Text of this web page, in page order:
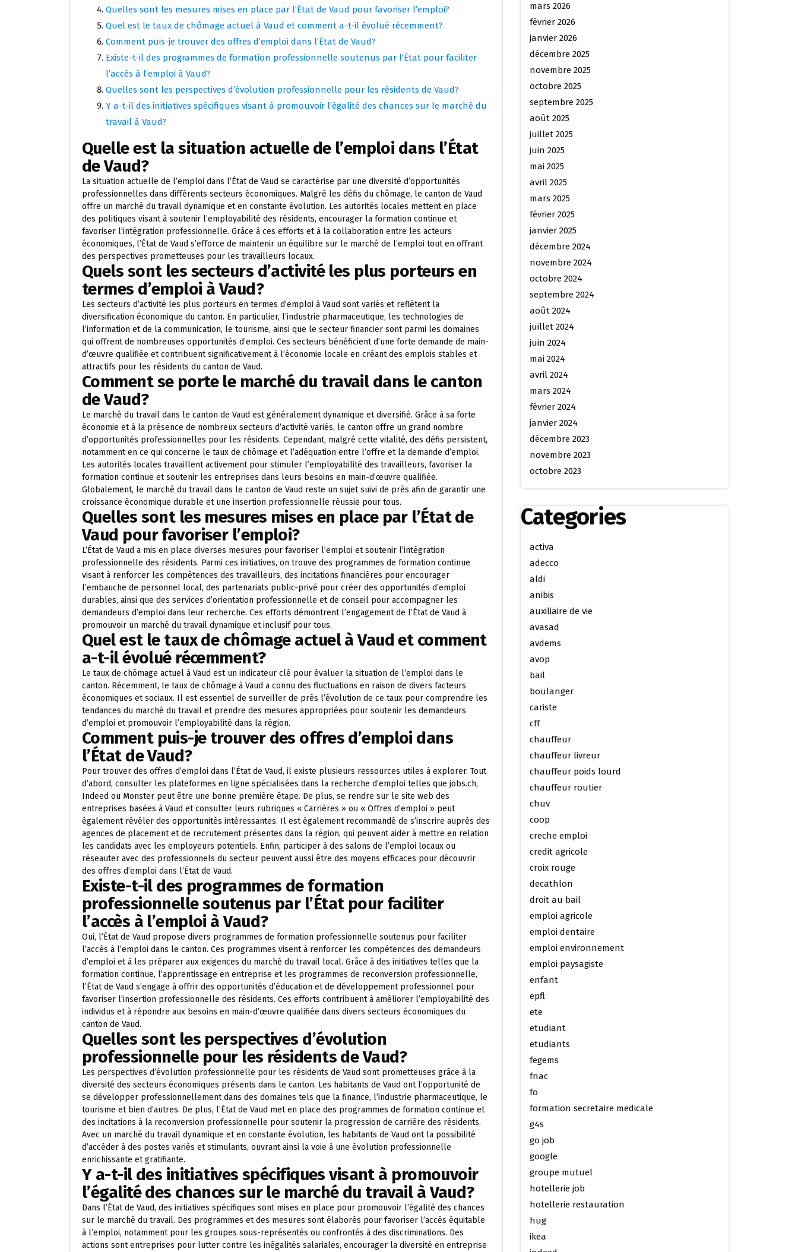
Quelles sont les mesures mises en place par l’État de Vaud pour favoriser l’emploi?
Quel est le taux de chômage actuel à Vaud et comment a-t-il évolué récemment?
Comment puis-je trouver des offres d’emploi dans l’État de Vaud?
Existe-t-il des programmes de formation professionnelle soutenus par l’État pour faciliter
l’accès à l’emploi à Vaud?
Quelles sont les perspectives d’évolution professionnelle pour les résidents de Vaud?
Y a-t-il des initiatives spécifiques visant à promouvoir l’égalité des chances sur le marché du
travail à Vaud?
Quelle est la situation actuelle de l’emploi dans l’État
de Vaud?
La situation actuelle de l’emploi dans l’État de Vaud se caractérise par une diversité d’opportunités
professionnelles dans différents secteurs économiques. Malgré les défis du chômage, le canton de Vaud
offre un marché du travail dynamique et en constante évolution. Les autorités locales mettent en place
des politiques visant à soutenir l’employabilité des résidents, encourager la formation continue et
favoriser l’intégration professionnelle. Grâce à ces efforts et à la collaboration entre les acteurs
économiques, l’État de Vaud s’efforce de maintenir un équilibre sur le marché de l’emploi tout en offrant
des perspectives prometteuses pour les travailleurs locaux.
Quels sont les secteurs d’activité les plus porteurs en
termes d’emploi à Vaud?
Les secteurs d’activité les plus porteurs en termes d’emploi à Vaud sont variés et reflètent la
diversification économique du canton. En particulier, l’industrie pharmaceutique, les technologies de
l’information et de la communication, le tourisme, ainsi que le secteur financier sont parmi les domaines
qui offrent de nombreuses opportunités d’emploi. Ces secteurs bénéficient d’une forte demande de main-
d’œuvre qualifiée et contribuent significativement à l’économie locale en créant des emplois stables et
attractifs pour les résidents du canton de Vaud.
Comment se porte le marché du travail dans le canton
de Vaud?
Le marché du travail dans le canton de Vaud est généralement dynamique et diversifié. Grâce à sa forte
économie et à la présence de nombreux secteurs d’activité variés, le canton offre un grand nombre
d’opportunités professionnelles pour les résidents. Cependant, malgré cette vitalité, des défis persistent,
notamment en ce qui concerne le taux de chômage et l’adéquation entre l’offre et la demande d’emploi.
Les autorités locales travaillent activement pour stimuler l’employabilité des travailleurs, favoriser la
formation continue et soutenir les entreprises dans leurs besoins en main-d’œuvre qualifiée.
Globalement, le marché du travail dans le canton de Vaud reste un sujet suivi de près afin de garantir une
croissance économique durable et une insertion professionnelle réussie pour tous.
Quelles sont les mesures mises en place par l’État de
Vaud pour favoriser l’emploi?
L’État de Vaud a mis en place diverses mesures pour favoriser l’emploi et soutenir l’intégration
professionnelle des résidents. Parmi ces initiatives, on trouve des programmes de formation continue
visant à renforcer les compétences des travailleurs, des incitations financières pour encourager
l’embauche de personnel local, des partenariats public-privé pour créer des opportunités d’emploi
durables, ainsi que des services d’orientation professionnelle et de conseil pour accompagner les
demandeurs d’emploi dans leur recherche. Ces efforts démontrent l’engagement de l’État de Vaud à
promouvoir un marché du travail dynamique et inclusif pour tous.
Quel est le taux de chômage actuel à Vaud et comment
a-t-il évolué récemment?
Le taux de chômage actuel à Vaud est un indicateur clé pour évaluer la situation de l’emploi dans le
canton. Récemment, le taux de chômage à Vaud a connu des fluctuations en raison de divers facteurs
économiques et sociaux. Il est essentiel de surveiller de près l’évolution de ce taux pour comprendre les
tendances du marché du travail et prendre des mesures appropriées pour soutenir les demandeurs
d’emploi et promouvoir l’employabilité dans la région.
Comment puis-je trouver des offres d’emploi dans
l’État de Vaud?
Pour trouver des offres d’emploi dans l’État de Vaud, il existe plusieurs ressources utiles à explorer. Tout
d’abord, consulter les plateformes en ligne spécialisées dans la recherche d’emploi telles que jobs.ch,
Indeed ou Monster peut être une bonne première étape. De plus, se rendre sur le site web des
entreprises basées à Vaud et consulter leurs rubriques « Carrières » ou « Offres d’emploi » peut
également révéler des opportunités intéressantes. Il est également recommandé de s’inscrire auprès des
agences de placement et de recrutement présentes dans la région, qui peuvent aider à mettre en relation
les candidats avec les employeurs potentiels. Enfin, participer à des salons de l’emploi locaux ou
réseauter avec des professionnels du secteur peuvent aussi être des moyens efficaces pour découvrir
des offres d’emploi dans l’État de Vaud.
Existe-t-il des programmes de formation
professionnelle soutenus par l’État pour faciliter
l’accès à l’emploi à Vaud?
Oui, l’État de Vaud propose divers programmes de formation professionnelle soutenus pour faciliter
l’accès à l’emploi dans le canton. Ces programmes visent à renforcer les compétences des demandeurs
d’emploi et à les préparer aux exigences du marché du travail local. Grâce à des initiatives telles que la
formation continue, l’apprentissage en entreprise et les programmes de reconversion professionnelle,
l’État de Vaud s’engage à offrir des opportunités d’éducation et de développement professionnel pour
favoriser l’insertion professionnelle des résidents. Ces efforts contribuent à améliorer l’employabilité des
individus et à répondre aux besoins en main-d’œuvre qualifiée dans divers secteurs économiques du
canton de Vaud.
Quelles sont les perspectives d’évolution
professionnelle pour les résidents de Vaud?
Les perspectives d’évolution professionnelle pour les résidents de Vaud sont prometteuses grâce à la
diversité des secteurs économiques présents dans le canton. Les habitants de Vaud ont l’opportunité de
se développer professionnellement dans des domaines tels que la finance, l’industrie pharmaceutique, le
tourisme et bien d’autres. De plus, l’État de Vaud met en place des programmes de formation continue et
des incitations à la reconversion professionnelle pour soutenir la progression de carrière des résidents.
Avec un marché du travail dynamique et en constante évolution, les habitants de Vaud ont la possibilité
d’accéder à des postes variés et stimulants, ouvrant ainsi la voie à une évolution professionnelle
enrichissante et gratifiante.
Y a-t-il des initiatives spécifiques visant à promouvoir
l’égalité des chances sur le marché du travail à Vaud?
Dans l’État de Vaud, des initiatives spécifiques sont mises en place pour promouvoir l’égalité des chances
sur le marché du travail. Des programmes et des mesures sont élaborés pour favoriser l’accès équitable
à l’emploi, notamment pour les groupes sous-représentés ou confrontés à des discriminations. Des
actions sont entreprises pour lutter contre les inégalités salariales, encourager la diversité en entreprise
mars 2026
février 2026
janvier 2026
décembre 2025
novembre 2025
octobre 2025
septembre 2025
août 2025
juillet 2025
juin 2025
mai 2025
avril 2025
mars 2025
février 2025
janvier 2025
décembre 2024
novembre 2024
octobre 2024
septembre 2024
août 2024
juillet 2024
juin 2024
mai 2024
avril 2024
mars 2024
février 2024
janvier 2024
décembre 2023
novembre 2023
octobre 2023
Categories
activa
adecco
aldi
anibis
auxiliaire de vie
avasad
avdems
avop
bail
boulanger
cariste
cff
chauffeur
chauffeur livreur
chauffeur poids lourd
chauffeur routier
chuv
coop
creche emploi
credit agricole
croix rouge
decathlon
droit au bail
emploi agricole
emploi dentaire
emploi environnement
emploi paysagiste
enfant
epfl
ete
etudiant
etudiants
fegems
fnac
fo
formation secretaire medicale
g4s
go job
google
groupe mutuel
hotellerie job
hotellerie restauration
hug
ikea